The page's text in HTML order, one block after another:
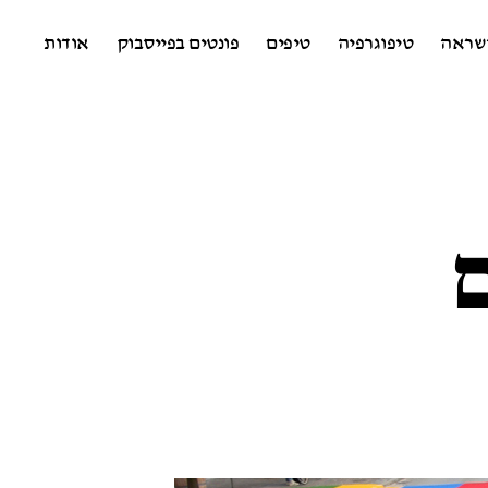
טיפוגרפיה טיפים פונטים בפייסבוק אודות